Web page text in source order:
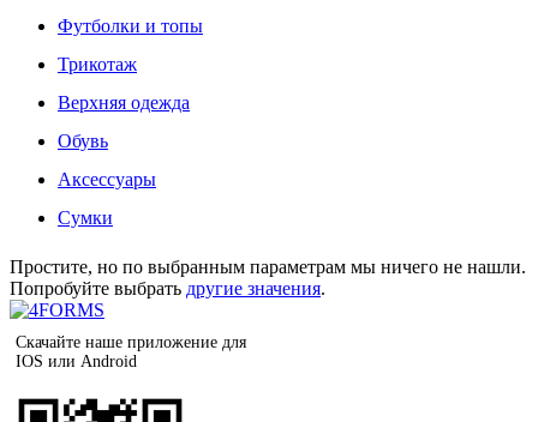
Футболки и топы
Трикотаж
Верхняя одежда
Обувь
Аксессуары
Сумки
Простите, но по выбранным параметрам мы ничего не нашли.
Попробуйте выбрать другие значения.
Скачайте наше приложение для
IOS или Android